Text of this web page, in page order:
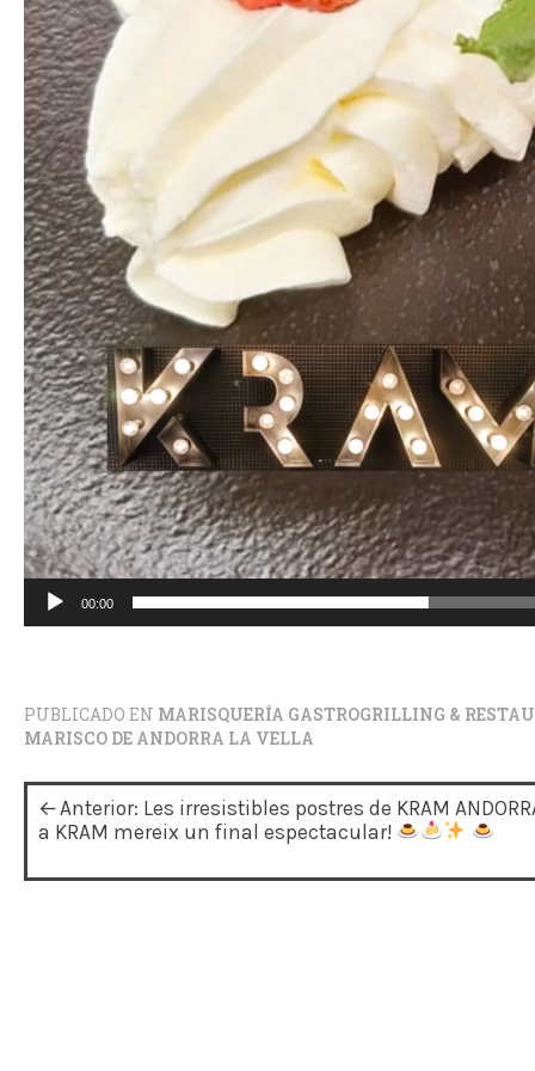
00:00
PUBLICADO EN MARISQUERÍA GASTROGRILLING &
MARISCO DE ANDORRA LA VELLA
N
a
v
Anterior: Les irresistibles postres de KRAM
a KRAM mereix un final espectacular!